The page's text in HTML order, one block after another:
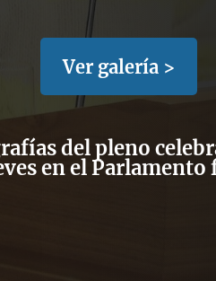
Ver galería >
del pleno
en el Parlamento